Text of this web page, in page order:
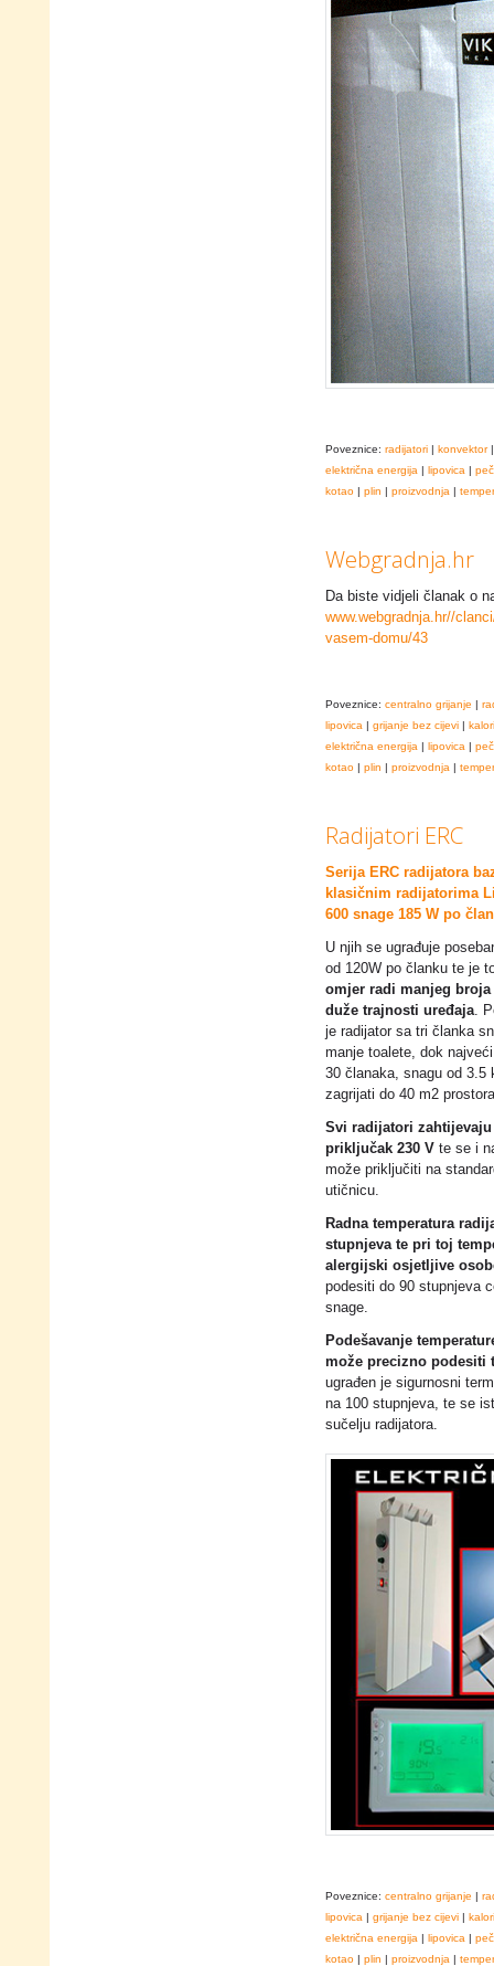
Poveznice: radijatori | konvektor
električna energija | lipovica |
kotao | plin | proizvodnja |
Webgradnja.hr
Da biste vidjeli članak o
www.webgradnja.hr//
vasem-domu/43
Poveznice: centralno grijanje |
lipovica | grijanje bez cijevi |
električna energija | lipovica |
kotao | plin | proizvodnja |
Radijatori ERC
Serija ERC radijatora
klasičnim radijatorima
600 snage 185 W po
U njih se ugrađuje
od 120W po članku te je
omjer radi manjeg
duže trajnosti uređaja.
je radijator sa tri članka
manje toalete, dok
30 članaka, snagu od 3.5
zagrijati do 40 m2
Svi radijatori
priključak 230 V te se i
može priključiti na
utičnicu.
Radna temperatura
stupnjeva te pri toj
alergijski osjetljive
podesiti do 90 stupnjeva
snage.
Podešavanje
može precizno podesiti
ugrađen je sigurnosni
na 100 stupnjeva, te se
sučelju radijatora.
Poveznice: centralno grijanje |
lipovica | grijanje bez cijevi |
električna energija | lipovica |
kotao | plin | proizvodnja |